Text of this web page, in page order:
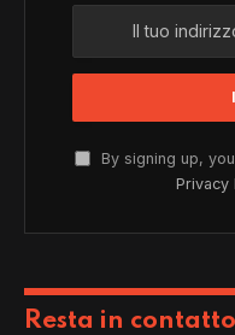
By signing up,
Privacy
Resta in contatto